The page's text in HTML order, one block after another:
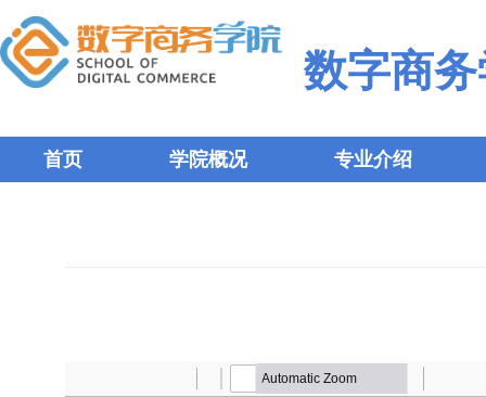
数字商
首页 学院概况 专业介绍